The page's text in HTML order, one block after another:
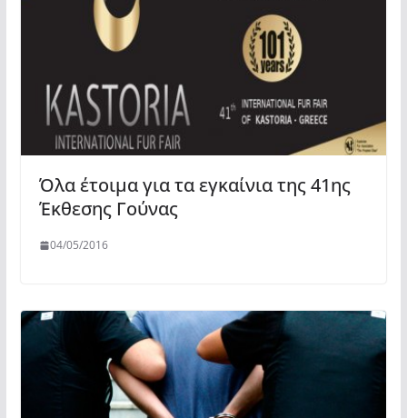
Όλα έτοιμα για τα εγκαίνια της 41ης
Έκθεσης Γούνας
04/05/2016